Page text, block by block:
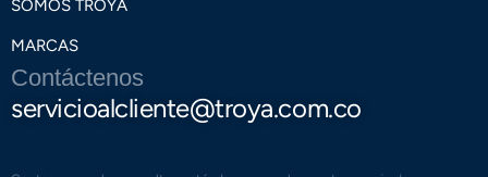
SOMOS TROYA
MARCAS
Contáctenos
servicioalcliente@troya.com.co